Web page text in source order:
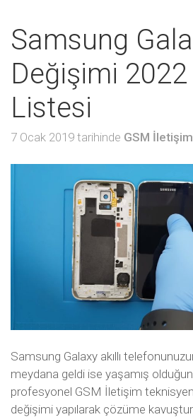
Samsung
Değişimi
Listesi
7 Ocak 2019 tarihinde GSM İletişim
Samsung Galaxy akıllı
meydana geldi ise yaşamış
profesyonel GSM İletişim
değişimi yapılarak çözüme